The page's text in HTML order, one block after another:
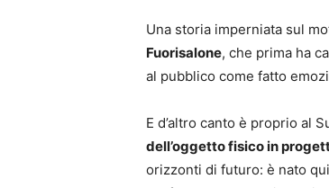
Una storia imperniata sul
Fuorisalone, che prima ha
al pubblico come fatto
E d’altro canto è proprio al
dell’oggetto fisico in
orizzonti di futuro: è nato